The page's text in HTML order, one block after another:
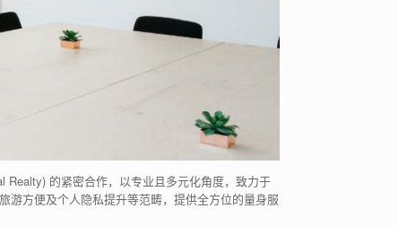
Realty) 的紧密合作，以专业且多元化角度，致力于
游方便及个人隐私提升等范畴，提供全方位的量身服